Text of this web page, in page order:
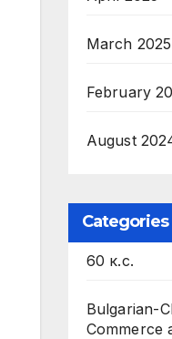
March 2025
February
August
Categories
60 к.с.
Bulgarian-
Commerce